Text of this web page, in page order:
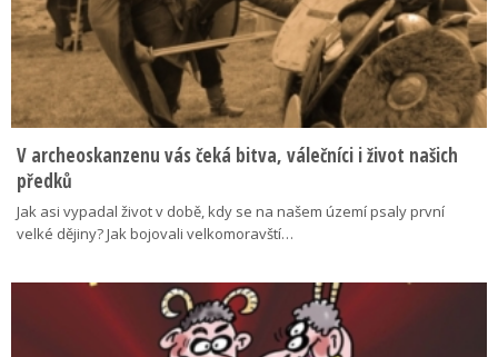
V archeoskanzenu vás čeká bitva, válečníci i život našich
předků
Jak asi vypadal život v době, kdy se na našem území psaly první
velké dějiny? Jak bojovali velkomoravští…